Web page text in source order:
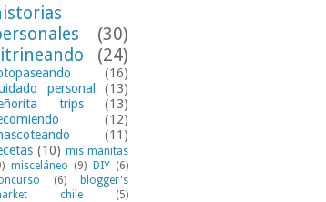
(30)
(24)
(16)
personal
(13)
trips
(13)
(12)
(11)
(10) mis manitas
misceláneo (9) DIY (6)
(6)
blogger's
chile
(5)